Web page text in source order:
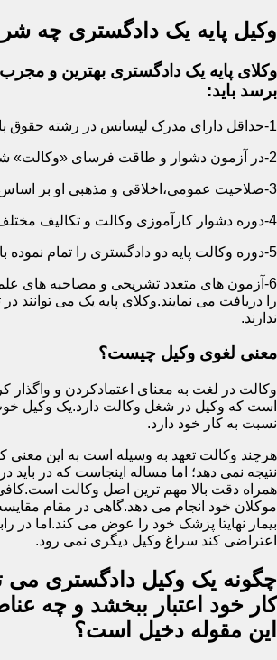
وکیل پایه یک دادگستری چه
وکلای پایه یک دادگستری بهترین و
برسد باید:
1-حداقل دارای مدرک لیسانس در رشته حقوق باشد.
2-در آزمون دشوار و طاقت فرسای «وکالت» شرکت کرده و از بین ده ها هزار نفر پذیرفته شده باشد.
3-صلاحیت عمومی،اخلاقی و مذهبی او بر اساس استعلامات مختلف تایید شده باشد.
4-دوره دشوار کارآموزی وکالت و تکالیف مختلف آن را که حدود دو سال است سپری کرده باشد.
5-دوره وکالت پایه دو دادگستری را تمام نموده باشد.(فقط وکلای ماده 187)
6-آزمون های متعدد تشریحی و مصاحبه های
را دریافت می نمایند.وکلای پایه یک می
ندارند.
معنی لغوی وکیل چیست؟
وکالت در لغت به معنای اعتمادکردن و واگذار
است که وکیل در شغل وکالت دارد.یک وکیل
نسبت به کار خود دارد.
هرچند وکالت تعهد به وسیله است به این معنی
نتیجه نمی دهد؛ اما مساله اینجاست که در
همراه دقت بالا مهم ترین اصل وکالت
موکلان خود انجام می دهد.گاهی در مقام مقایسه
بیمار نهایتا پزشک خود را عوض می کند.اما در
اعتراضی کند سراغ وکیل دیگری نمی رود.
چگونه یک وکیل دادگستری می
کار خود اعتبار ببخشد و چه
این مقوله دخیل است؟